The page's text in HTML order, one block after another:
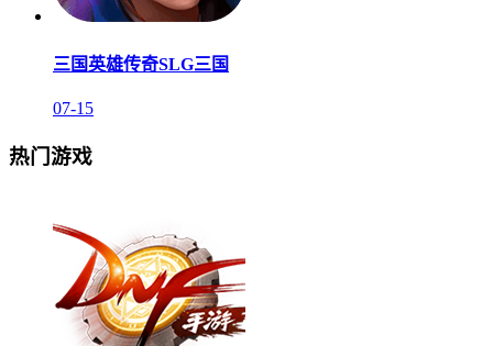
三国英雄传奇SLG三国
07-15
热门游戏